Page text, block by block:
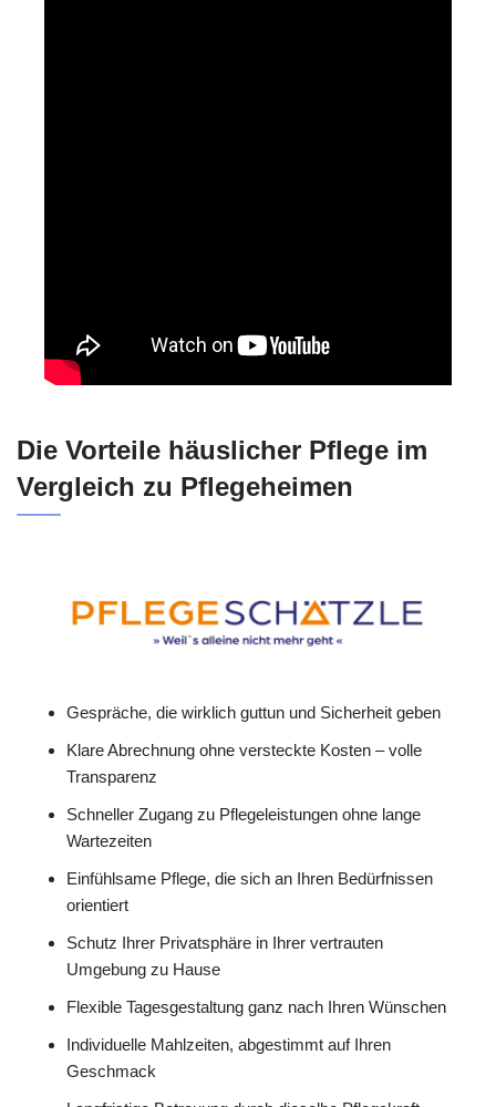
Die Vorteile häuslicher Pflege im
Vergleich zu Pflegeheimen
Gespräche, die wirklich guttun und Sicherheit geben
Klare Abrechnung ohne versteckte Kosten – volle
Transparenz
Schneller Zugang zu Pflegeleistungen ohne lange
Wartezeiten
Einfühlsame Pflege, die sich an Ihren Bedürfnissen
orientiert
Schutz Ihrer Privatsphäre in Ihrer vertrauten
Umgebung zu Hause
Flexible Tagesgestaltung ganz nach Ihren Wünschen
Individuelle Mahlzeiten, abgestimmt auf Ihren
Geschmack